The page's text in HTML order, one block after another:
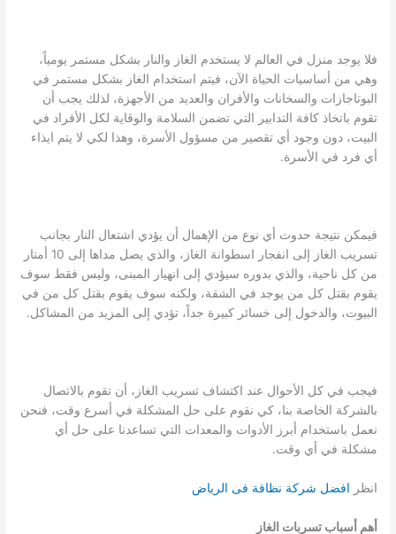
فلا يوجد منزل في العالم لا يستخدم الغاز والنار بشكل مستمر يومياً،
وهي من أساسيات الحياة الآن، فيتم استخدام الغاز بشكل مستمر في
البوتاجازات والسخانات والأفران والعديد من الأجهزة، لذلك يجب أن
تقوم باتخاذ كافة التدابير التي تضمن السلامة والوقاية لكل الأفراد في
البيت، دون وجود أي تقصير من مسؤول الأسرة، وهذا لكي لا يتم ايذاء
أي فرد في الأسرة.
فيمكن نتيجة حدوث أي نوع من الإهمال أن يؤدي اشتعال النار بجانب
تسريب الغاز إلى انفجار اسطوانة الغاز، والذي يصل مداها إلى 10 أمتار
من كل ناحية، والذي بدوره سيؤدي إلى انهيار المبنى، وليس فقط سوف
يقوم بقتل كل من يوجد في الشقة، ولكنه سوف يقوم بقتل كل من في
البيوت، والدخول إلى خسائر كبيرة جداً، تؤدي إلى المزيد من المشاكل.
فيجب في كل الأحوال عند اكتشاف تسريب الغاز، أن تقوم بالاتصال
بالشركة الخاصة بنا، كي نقوم على حل المشكلة في أسرع وقت، فنحن
نعمل باستخدام أبرز الأدوات والمعدات التي تساعدنا على حل أي
مشكلة في أي وقت.
انظر افضل شركة نظافة فى الرياض
أهم أسباب تسربات الغاز